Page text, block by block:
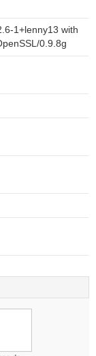
1+lenny13 with
0.9.8g